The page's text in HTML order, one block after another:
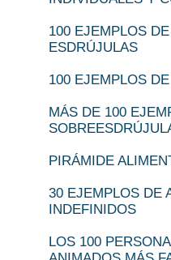
100 EJEMPLOS
ESDRÚJULAS
100 EJEMPLOS
MÁS DE 100
PIRÁMIDE
30 EJEMPLOS DE
INDEFINIDOS
LOS 100